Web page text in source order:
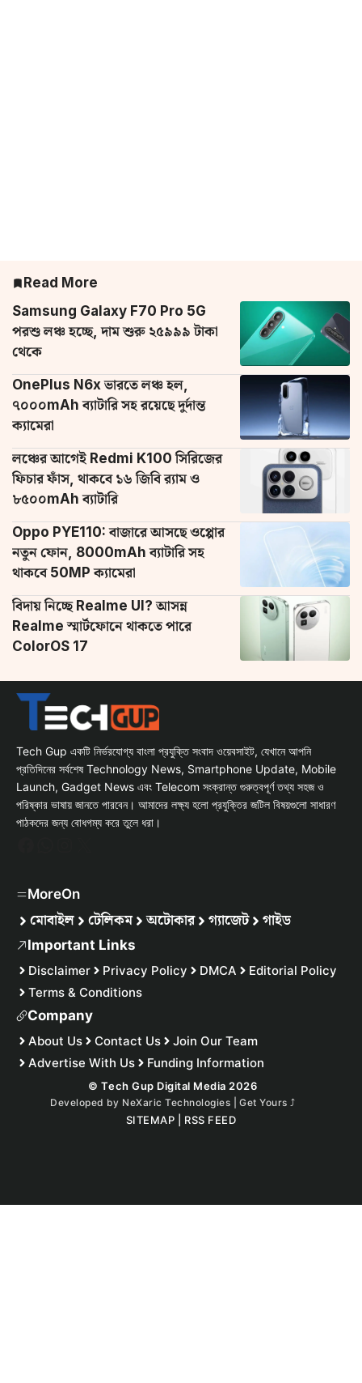
Read More
Samsung Galaxy F70 Pro 5G
পরশু লঞ্চ হচ্ছে, দাম শুরু ২৫৯৯৯ টাকা
থেকে
OnePlus N6x ভারতে লঞ্চ হল,
৭০০০mAh ব্যাটারি সহ রয়েছে দুর্দান্ত
ক্যামেরা
লঞ্চের আগেই Redmi K100 সিরিজের
ফিচার ফাঁস, থাকবে ১৬ জিবি র‌্যাম ও
৮৫০০mAh ব্যাটারি
Oppo PYE110: বাজারে আসছে ওপ্পোর
নতুন ফোন, 8000mAh ব্যাটারি সহ
থাকবে 50MP ক্যামেরা
বিদায় নিচ্ছে Realme UI? আসন্ন
Realme স্মার্টফোনে থাকতে পারে
ColorOS 17
Tech Gup একটি নির্ভরযোগ্য বাংলা প্রযুক্তি সংবাদ ওয়েবসাইট, যেখানে আপনি
প্রতিদিনের সর্বশেষ Technology News, Smartphone Update, Mobile
Launch, Gadget News এবং Telecom সংক্রান্ত গুরুত্বপূর্ণ তথ্য সহজ ও
পরিষ্কার ভাষায় জানতে পারবেন। আমাদের লক্ষ্য হলো প্রযুক্তির জটিল বিষয়গুলো সাধারণ
পাঠকদের জন্য বোধগম্য করে তুলে ধরা।
MoreOn
মোবাইল টেলিকম অটোকার গ্যাজেট গাইড
Important Links
Disclaimer Privacy Policy DMCA
Editorial Policy
Terms & Conditions
Company
About Us Contact Us
Join Our Team
Advertise With Us
Funding Information
© Tech Gup Digital Media 2026
Developed by NeXaric Technologies | Get Yours ⤴︎
SITEMAP RSS FEED